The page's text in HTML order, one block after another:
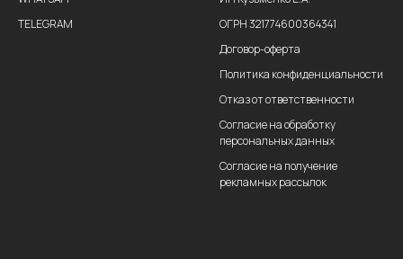
TELEGRAM
ОГРН 321774600364341
Договор-оферта
Политика конфиденциальности
Отказ от ответственности
Согласие на обработку
персональных данных
Согласие на получение
рекламных рассылок